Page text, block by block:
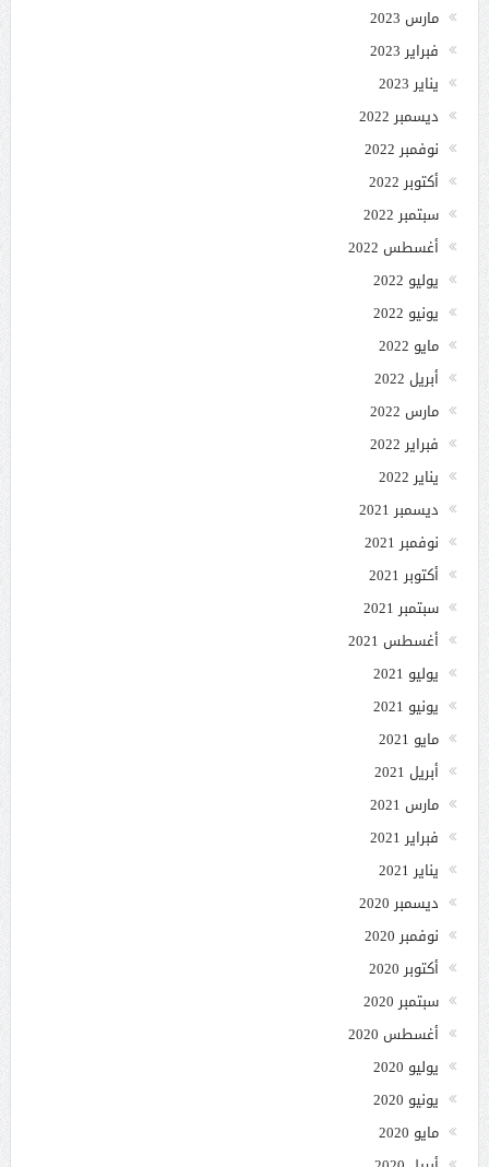
مارس 2023
فبراير 2023
يناير 2023
ديسمبر 2022
نوفمبر 2022
أكتوبر 2022
سبتمبر 2022
أغسطس 2022
يوليو 2022
يونيو 2022
مايو 2022
أبريل 2022
مارس 2022
فبراير 2022
يناير 2022
ديسمبر 2021
نوفمبر 2021
أكتوبر 2021
سبتمبر 2021
أغسطس 2021
يوليو 2021
يونيو 2021
مايو 2021
أبريل 2021
مارس 2021
فبراير 2021
يناير 2021
ديسمبر 2020
نوفمبر 2020
أكتوبر 2020
سبتمبر 2020
أغسطس 2020
يوليو 2020
يونيو 2020
مايو 2020